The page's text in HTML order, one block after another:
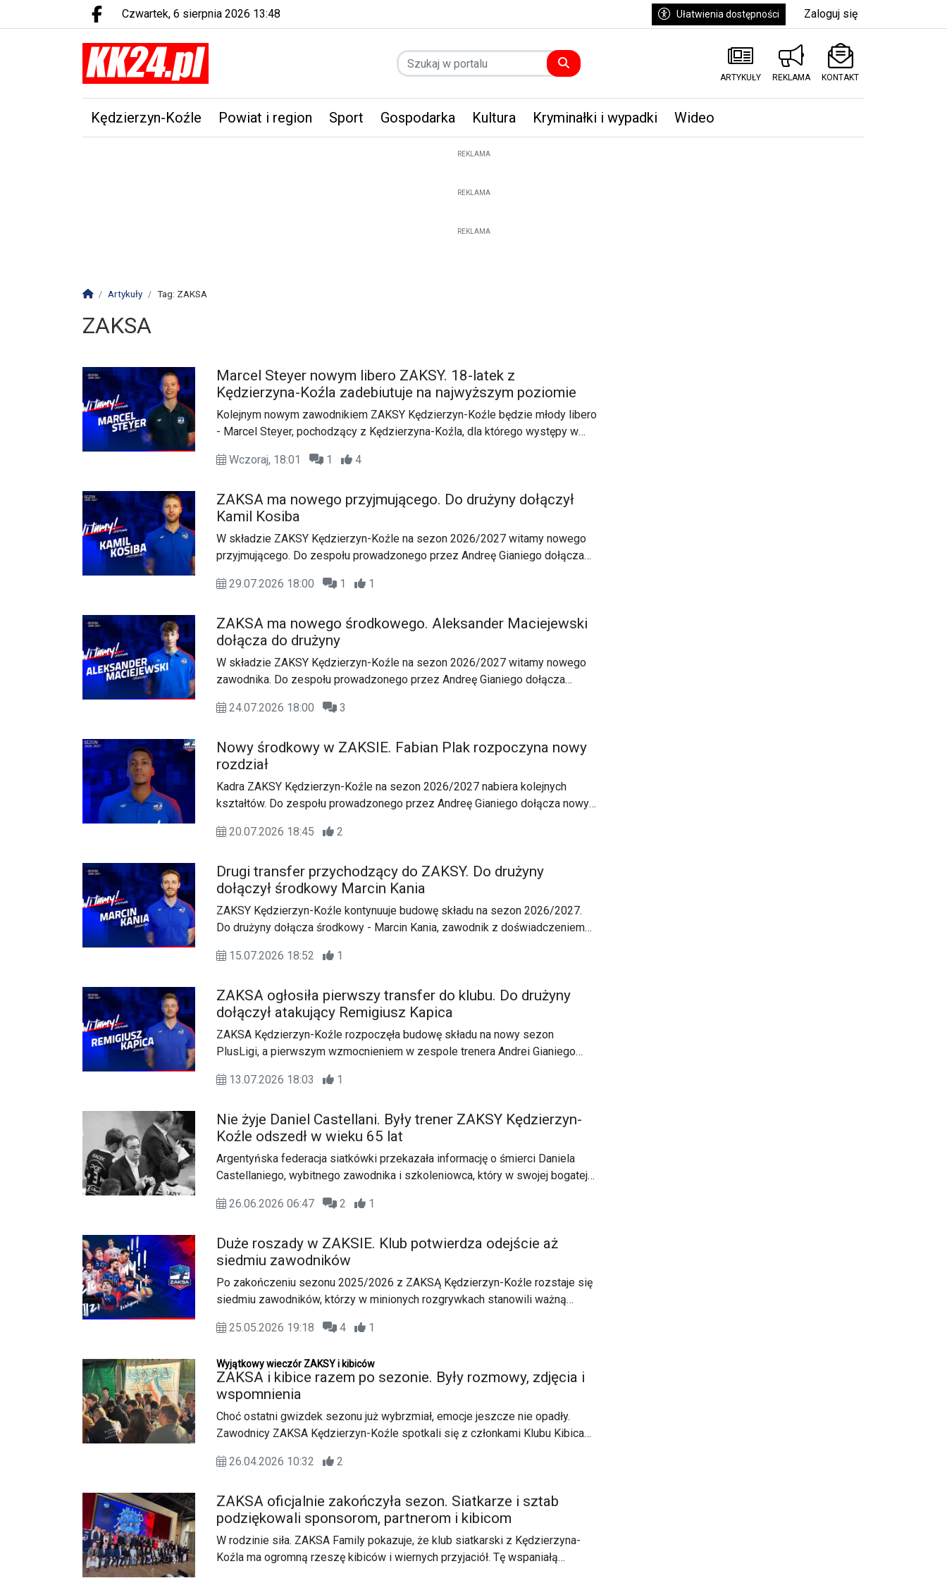
Facebook.com
czwartek, 6 sierpnia 2026 13:48 Ułatwienia dostępności Zaloguj się
ARTYKUŁY REKLAMA KONTAKT
Kędzierzyn-Koźle Powiat i region Sport Gospodarka Kultura Kryminałki i wypadki Wideo
REKLAMA
REKLAMA
REKLAMA
Strona główna
Artykuły Tag: ZAKSA
ZAKSA
Marcel Steyer nowym libero ZAKSY. 18-latek z
Kędzierzyna-Koźla zadebiutuje na najwyższym poziomie
Kolejnym nowym zawodnikiem ZAKSY Kędzierzyn-Koźle będzie młody libero
- Marcel Steyer, pochodzący z Kędzierzyna-Koźla, dla którego występy w
Wczoraj, 18:01
1 4
ZAKSA ma nowego przyjmującego. Do drużyny dołączył
Kamil Kosiba
W składzie ZAKSY Kędzierzyn-Koźle na sezon 2026/2027 witamy nowego
przyjmującego. Do zespołu prowadzonego przez Andreę Gianiego dołącza
29.07.2026 18:00
1 1
ZAKSA ma nowego środkowego. Aleksander Maciejewski
dołącza do drużyny
W składzie ZAKSY Kędzierzyn-Koźle na sezon 2026/2027 witamy nowego
zawodnika. Do zespołu prowadzonego przez Andreę Gianiego dołącza
24.07.2026 18:00
3
Nowy środkowy w ZAKSIE. Fabian Plak rozpoczyna nowy
rozdział
Kadra ZAKSY Kędzierzyn-Koźle na sezon 2026/2027 nabiera kolejnych
kształtów. Do zespołu prowadzonego przez Andreę Gianiego dołącza nowy
20.07.2026 18:45
2
Drugi transfer przychodzący do ZAKSY. Do drużyny
dołączył środkowy Marcin Kania
ZAKSY Kędzierzyn-Koźle kontynuuje budowę składu na sezon 2026/2027.
Do drużyny dołącza środkowy - Marcin Kania, zawodnik z doświadczeniem
15.07.2026 18:52
1
ZAKSA ogłosiła pierwszy transfer do klubu. Do drużyny
dołączył atakujący Remigiusz Kapica
ZAKSA Kędzierzyn-Koźle rozpoczęła budowę składu na nowy sezon
PlusLigi, a pierwszym wzmocnieniem w zespole trenera Andrei Gianiego
siatkarz był jedną z wiodących postaci beniaminka z Chełma, a w swojej
meczów i zdobył ponad 1600 punktów.
13.07.2026 18:03 1
Nie żyje Daniel Castellani. Były trener ZAKSY Kędzierzyn-
Koźle odszedł w wieku 65 lat
Argentyńska federacja siatkówki przekazała informację o śmierci Daniela
Castellaniego, wybitnego zawodnika i szkoleniowca, który w swojej bogatej
26.06.2026 06:47
2 1
Duże roszady w ZAKSIE. Klub potwierdza odejście aż
siedmiu zawodników
Po zakończeniu sezonu 2025/2026 z ZAKSĄ Kędzierzyn-Koźle rozstaje się
siedmiu zawodników, którzy w minionych rozgrywkach stanowili ważną
25.05.2026 19:18
4 1
Wyjątkowy wieczór ZAKSY i kibiców
ZAKSA i kibice razem po sezonie. Były rozmowy, zdjęcia i
wspomnienia
Choć ostatni gwizdek sezonu już wybrzmiał, emocje jeszcze nie opadły.
Zawodnicy ZAKSA Kędzierzyn-Koźle spotkali się z członkami Klubu Kibica
26.04.2026 10:32
2
ZAKSA oficjalnie zakończyła sezon. Siatkarze i sztab
podziękowali sponsorom, partnerom i kibicom
W rodzinie siła. ZAKSA Family pokazuje, że klub siatkarski z Kędzierzyna-
Koźla ma ogromną rzeszę kibiców i wiernych przyjaciół. Tę wspaniałą